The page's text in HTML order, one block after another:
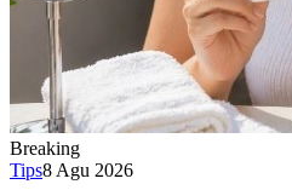
Breaking
Tips8 Agu 2026